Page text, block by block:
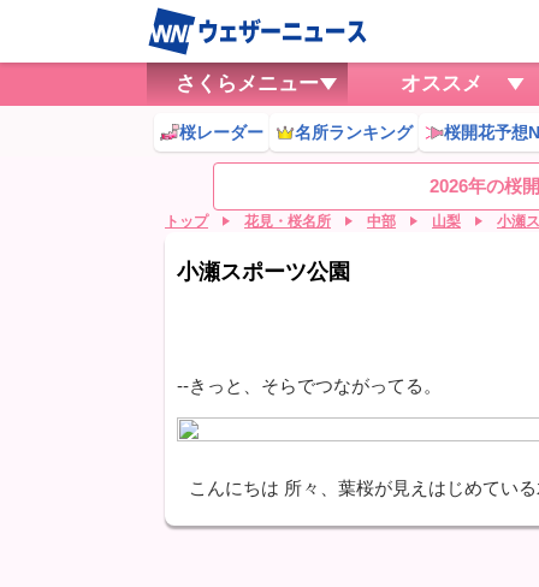
さくらメニュー オススメ
桜レーダー 名所ランキング 桜開花予想
2026年の桜
トップ 花見・桜名所 中部 山梨 小瀬
小瀬スポーツ公園
--きっと、そらでつながってる。
こんにちは 所々、葉桜が見えはじめてい